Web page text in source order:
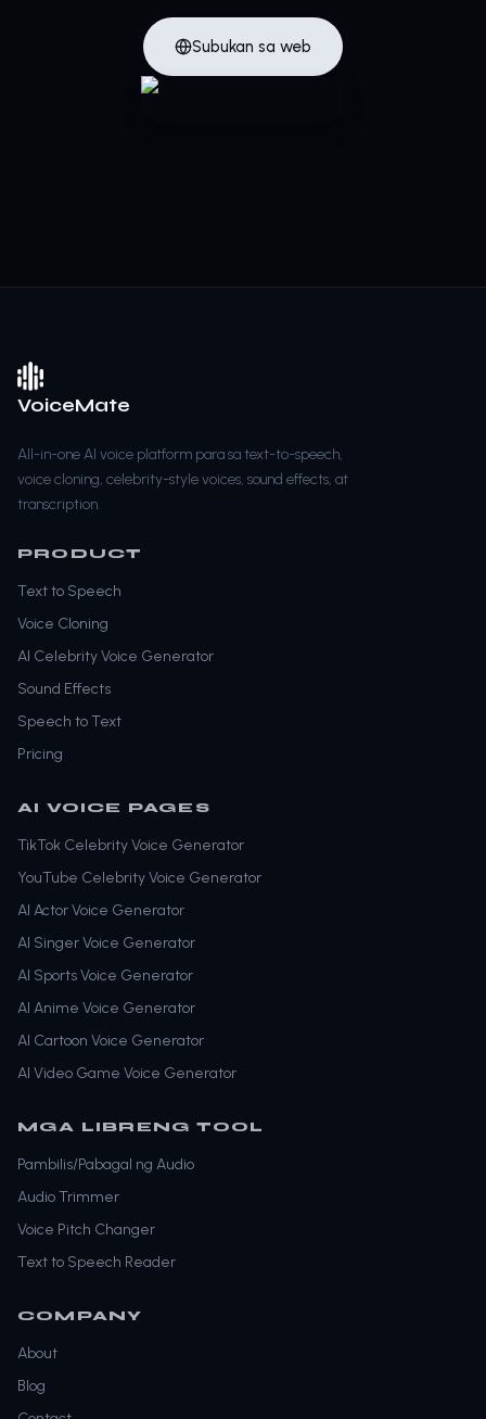
Subukan sa web
VoiceMate
All-in-one AI voice platform para sa text-to-speech,
voice cloning, celebrity-style voices, sound effects, at
transcription.
PRODUCT
Text to Speech
Voice Cloning
AI Celebrity Voice Generator
Sound Effects
Speech to Text
Pricing
AI VOICE PAGES
TikTok Celebrity Voice Generator
YouTube Celebrity Voice Generator
AI Actor Voice Generator
AI Singer Voice Generator
AI Sports Voice Generator
AI Anime Voice Generator
AI Cartoon Voice Generator
AI Video Game Voice Generator
MGA LIBRENG TOOL
Pambilis/Pabagal ng Audio
Audio Trimmer
Voice Pitch Changer
Text to Speech Reader
COMPANY
About
Blog